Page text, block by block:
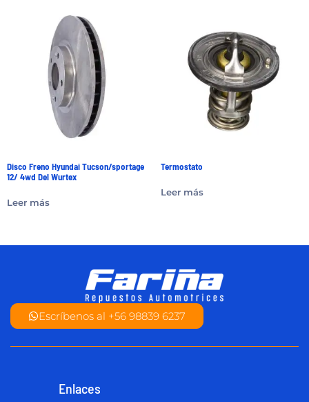
Disco Freno Hyundai Tucson/sportage
12/ 4wd Del Wurtex
Leer más
Termostato
Leer más
Escríbenos al +56 98839 6237
Enlaces